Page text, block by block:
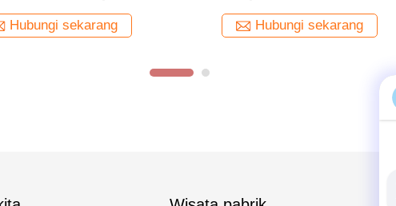
Hubungi sekarang Hubungi sekarang